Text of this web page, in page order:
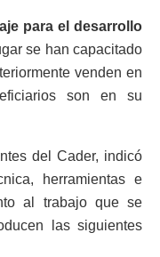
para el desarrollo
se han capacitado
venden en
son en su
del Cader, indicó
herramientas e
al trabajo que se
las siguientes